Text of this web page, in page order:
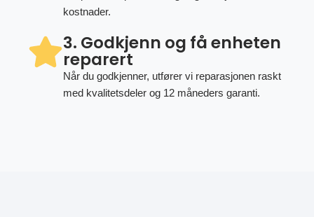
kostnader.
3. Godkjenn og få enheten
reparert
Når du godkjenner, utfører vi reparasjonen raskt
med kvalitetsdeler og 12 måneders garanti.